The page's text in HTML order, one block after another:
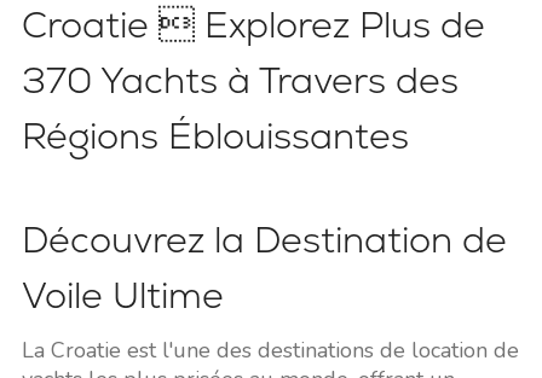
Croatie  Explorez Plus de
370 Yachts à Travers des
Régions Éblouissantes
Découvrez la Destination de
Voile Ultime
La Croatie est l'une des destinations de location de